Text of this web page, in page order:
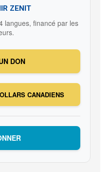
ZENIT
langues, financé par les
DON
CANADIENS